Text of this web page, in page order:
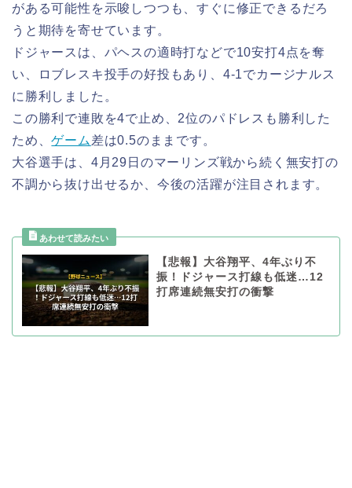
がある可能性を示唆しつつも、すぐに修正できるだろ
うと期待を寄せています。
ドジャースは、パヘスの適時打などで10安打4点を奪
い、ロブレスキ投手の好投もあり、4-1でカージナルス
に勝利しました。
この勝利で連敗を4で止め、2位のパドレスも勝利した
ため、ゲーム 差は0.5のままです。
大谷選手は、4月29日のマーリンズ戦から続く無安打の
不調から抜け出せるか、今後の活躍が注目されます。
【悲報】大谷翔平、4年ぶり不
振！ドジャース打線も低迷…12
打席連続無安打の衝撃